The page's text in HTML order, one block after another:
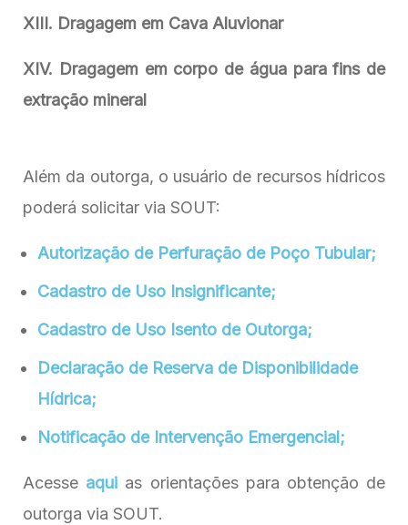
XIII. Dragagem em Cava Aluvionar
XIV. Dragagem em corpo de água para fins de
extração mineral
Além da outorga, o usuário de recursos hídricos
poderá solicitar via SOUT:
Autorização de Perfuração de Poço Tubular;
Cadastro de Uso Insignificante;
Cadastro de Uso Isento de Outorga;
Declaração de Reserva de Disponibilidade
Hídrica;
Notificação de Intervenção Emergencial;
Acesse aqui as orientações para obtenção de
outorga via SOUT.